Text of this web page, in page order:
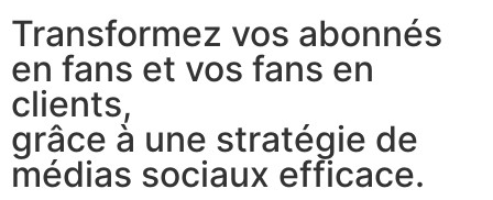
Transformez vos abonnés
en fans et vos fans en
clients,
grâce à une stratégie de
médias sociaux efficace.